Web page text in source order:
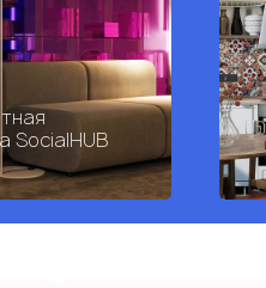
SocialHUB